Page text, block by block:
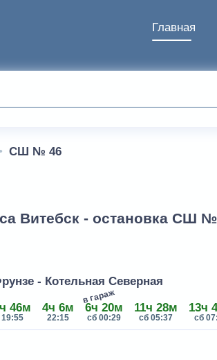
Главная
СШ № 46
Витебск - остановка СШ
- Котельная Северная
46м
19:55
4ч 6м
22:15
6ч 20м
сб 00:29
в гараж
11ч 28м
сб 05:37
13ч
сб